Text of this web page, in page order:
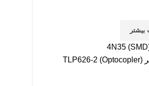
بیشتر